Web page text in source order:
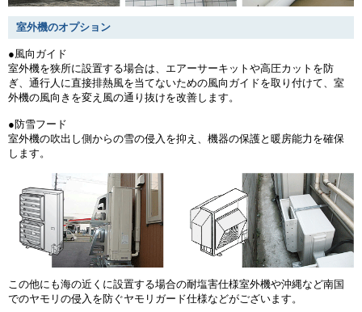
室外機のオプション
●風向ガイド
室外機を狭所に設置する場合は、エアーサーキットや高圧カットを防
ぎ、通行人に直接排熱風を当てないための風向ガイドを取り付けて、室
外機の風向きを変え風の通り抜けを改善します。
●防雪フード
室外機の吹出し側からの雪の侵入を抑え、機器の保護と暖房能力を確保
します。
この他にも海の近くに設置する場合の耐塩害仕様室外機や沖縄など南国
でのヤモリの侵入を防ぐヤモリガード仕様などがございます。